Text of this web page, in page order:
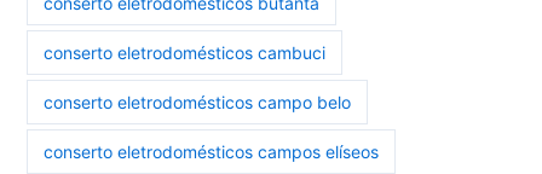
conserto eletrodomésticos cambuci
conserto eletrodomésticos campo belo
conserto eletrodomésticos campos elíseos